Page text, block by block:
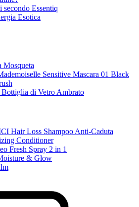
secondo Essentiq
Esotica
Mosqueta
Sensitive Mascara 01 Black
di Vetro Ambrato
Hair Loss Shampoo Anti-Caduta
Conditioner
Fresh Spray 2 in 1
& Glow